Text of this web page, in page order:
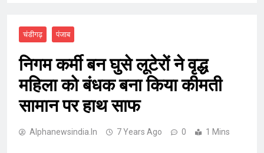
चंडीगढ़ पंजाब
निगम कर्मी बन घुसे लूटेरों ने वृद्ध
महिला को बंधक बना किया कीमती
सामान पर हाथ साफ
Alphanewsindia.in 7 Years Ago 0 1 Mins